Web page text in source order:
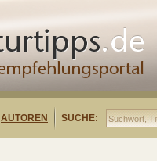
AUTOREN SUCHE: